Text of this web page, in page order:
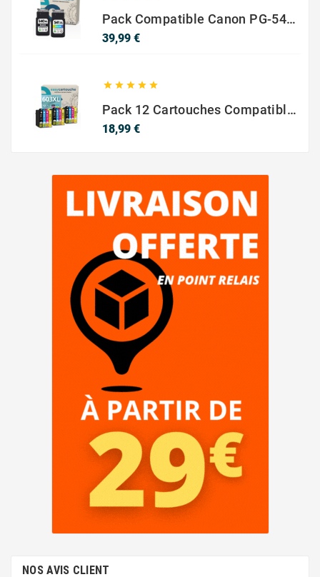
Pack Compatible Canon PG-540 XL / CL-541 XL – Noir & Couleur – Haute Capacité
39,99 €Prix
    
Pack 12 Cartouches Compatible EPSON 603XL
18,99 €Prix
NOS AVIS CLIENT